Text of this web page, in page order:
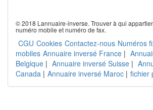
© 2018 Lannuaire-inverse. Trouver à qui
numéro mobile et numéro de fax.
CGU Cookies Contactez-nous Numéros
mobiles Annuaire inversé France |
Belgique | Annuaire inversé Suisse |
Canada | Annuaire inversé Maroc | fichier